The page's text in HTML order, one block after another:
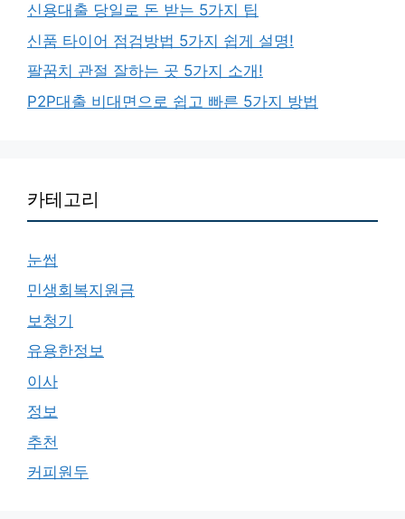
신용대출 당일로 돈 받는 5가지 팁
신품 타이어 점검방법 5가지 쉽게 설명!
팔꿈치 관절 잘하는 곳 5가지 소개!
P2P대출 비대면으로 쉽고 빠른 5가지 방법
카테고리
눈썹
민생회복지원금
보청기
유용한정보
이사
정보
추천
커피원두